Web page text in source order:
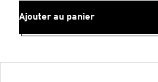
Ajouter au panier